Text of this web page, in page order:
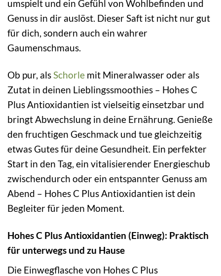
umspielt und ein Gefühl von Wohlbefinden und
Genuss in dir auslöst. Dieser Saft ist nicht nur gut
für dich, sondern auch ein wahrer
Gaumenschmaus.
Ob pur, alsSchorle mit Mineralwasser oder als
Zutat in deinen Lieblingssmoothies – Hohes C
Plus Antioxidantien ist vielseitig einsetzbar und
bringt Abwechslung in deine Ernährung. Genieße
den fruchtigen Geschmack und tue gleichzeitig
etwas Gutes für deine Gesundheit. Ein perfekter
Start in den Tag, ein vitalisierender Energieschub
zwischendurch oder ein entspannter Genuss am
Abend – Hohes C Plus Antioxidantien ist dein
Begleiter für jeden Moment.
Hohes C Plus Antioxidantien (Einweg): Praktisch
für unterwegs und zu Hause
Die Einwegflasche von Hohes C Plus